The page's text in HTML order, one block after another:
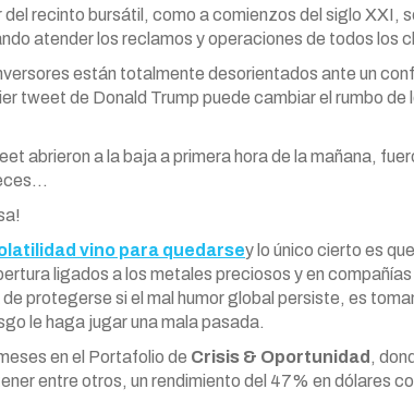
recinto bursátil, como a comienzos del siglo XXI,
atender los reclamos y operaciones de todos los
están totalmente desorientados ante un
tweet de Donald Trump puede cambiar el rumbo de
abrieron a la baja a primera hora de la mañana,
vino para quedarsey lo único cierto es
ligados a los metales preciosos y en
protegerse si el mal humor global persiste, es
le haga jugar una mala pasada.
en el Portafolio de Crisis & Oportunidad ,
entre otros, un rendimiento del 47% en dólares